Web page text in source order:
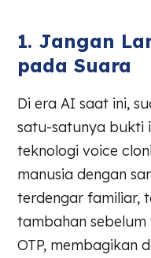
1. Jangan
pada Suara
Di era AI saat ini,
satu-satunya bukti
teknologi voice
manusia dengan
terdengar familiar,
tambahan
OTP, membagikan